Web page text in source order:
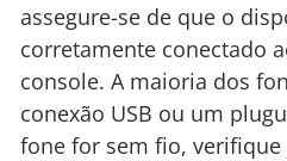
assegure-se de que o
corretamente conectado
console. A maioria dos
conexão USB ou um
fone for sem fio, verifique